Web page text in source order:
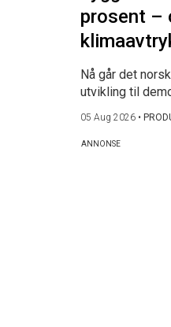
prosent –
Nå går det
utvikling til
05 Aug 2026 •